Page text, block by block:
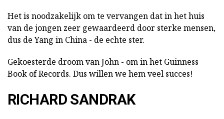
Het is noodzakelijk om te vervangen dat in het huis
van de jongen zeer gewaardeerd door sterke mensen,
dus de Yang in China - de echte ster.
Gekoesterde droom van John - om in het Guinness
Book of Records. Dus willen we hem veel succes!
RICHARD SANDRAK